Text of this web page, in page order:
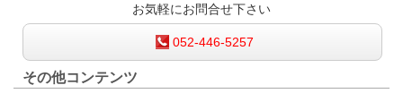
お気軽にお問合せ下さい
052-446-5257
その他コンテンツ